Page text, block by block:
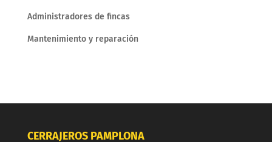
Administradores de fincas
Mantenimiento y reparación
CERRAJEROS PAMPLONA